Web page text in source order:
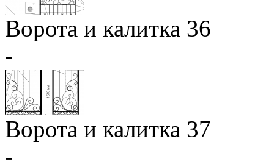
Ворота и калитка 36
-
Ворота и калитка 37
-